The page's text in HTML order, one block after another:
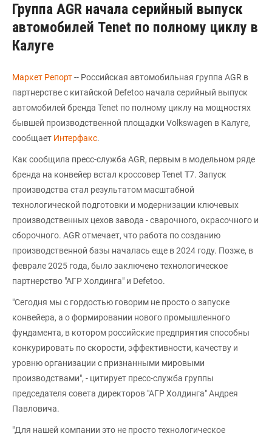
Группа AGR начала серийный выпуск
автомобилей Tenet по полному циклу в
Калуге
Маркет Репорт-- Российская автомобильная группа AGR в
партнерстве с китайской Defetoo начала серийный выпуск
автомобилей бренда Tenet по полному циклу на мощностях
бывшей производственной площадки Volkswagen в Калуге,
сообщает Интерфакс.
Как сообщила пресс-служба AGR, первым в модельном ряде
бренда на конвейер встал кроссовер Tenet T7. Запуск
производства стал результатом масштабной
технологической подготовки и модернизации ключевых
производственных цехов завода - сварочного, окрасочного и
сборочного. AGR отмечает, что работа по созданию
производственной базы началась еще в 2024 году. Позже, в
феврале 2025 года, было заключено технологическое
партнерство "АГР Холдинга" и Defetoo.
"Сегодня мы с гордостью говорим не просто о запуске
конвейера, а о формировании нового промышленного
фундамента, в котором российские предприятия способны
конкурировать по скорости, эффективности, качеству и
уровню организации с признанными мировыми
производствами", - цитирует пресс-служба группы
председателя совета директоров "АГР Холдинга" Андрея
Павловича.
"Для нашей компании это не просто технологическое